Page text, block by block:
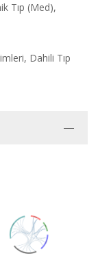
Tıp (Med),
Dahili Tıp